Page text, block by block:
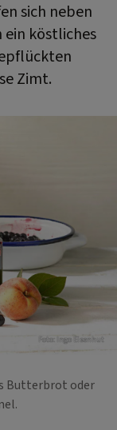
sich neben
köstliches
Zimt.
Foto: Ingo Eisenhut
Butterbrot oder